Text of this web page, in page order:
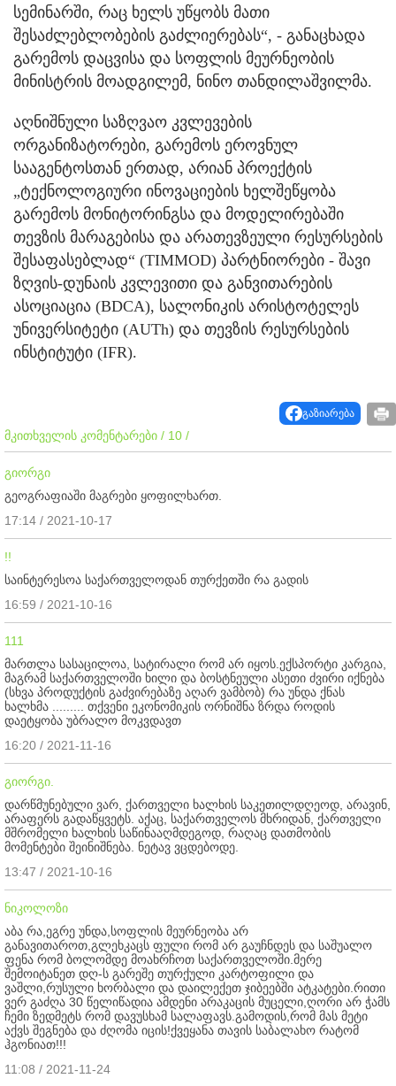
სემინარში, რაც ხელს უწყობს მათი
შესაძლებლობების გაძლიერებას“, - განაცხადა
გარემოს დაცვისა და სოფლის მეურნეობის
მინისტრის მოადგილემ, ნინო თანდილაშვილმა.
აღნიშნული საზღვაო კვლევების
ორგანიზატორები, გარემოს ეროვნულ
სააგენტოსთან ერთად, არიან პროექტის
„ტექნოლოგიური ინოვაციების ხელშეწყობა
გარემოს მონიტორინგსა და მოდელირებაში
თევზის მარაგებისა და არათევზეული რესურსების
შესაფასებლად“ (TIMMOD) პარტნიორები - შავი
ზღვის-დუნაის კვლევითი და განვითარების
ასოციაცია (BDCA), სალონიკის არისტოტელეს
უნივერსიტეტი (AUTh) და თევზის რესურსების
ინსტიტუტი (IFR).
გაზიარება
მკითხველის კომენტარები / 10 /
გიორგი
გეოგრაფიაში მაგრები ყოფილხართ.
17:14 / 2021-10-17
!!
საინტერესოა საქართველოდან თურქეთში რა გადის
16:59 / 2021-10-16
111
მართლა სასაცილოა, სატირალი რომ არ იყოს.ექსპორტი კარგია,
მაგრამ საქართველოში ხილი და ბოსტნეული ასეთი ძვირი იქნება
(სხვა პროდუქტის გაძვირებაზე აღარ ვამბობ) რა უნდა ქნას
ხალხმა ......... თქვენი ეკონომიკის ორნიშნა ზრდა როდის
დაეტყობა უბრალო მოკვდავთ
16:20 / 2021-11-16
გიორგი.
დარწმუნებული ვარ, ქართველი ხალხის საკეთილდღეოდ, არავინ,
არაფერს გადაწყვეტს. აქაც, საქართველოს მხრიდან, ქართველი
მშრომელი ხალხის საწინააღმდეგოდ, რაღაც დათმობის
მომენტები შეინიშნება. ნეტავ ვცდებოდე.
13:47 / 2021-10-16
ნიკოლოზი
აბა რა,ეგრე უნდა,სოფლის მეურნეობა არ
განავითაროთ,გლეხკაცს ფული რომ არ გაუჩნდეს და საშუალო
ფენა რომ ბოლომდე მოახრჩოთ საქართველოში.მერე
შემოიტანეთ დღ-ს გარეშე თურქული კარტოფილი და
ვაშლი,რუსული ხორბალი და დაილექეთ ჯიბეებში ატკატები.რითი
ვერ გაძღა 30 წელიწადია ამდენი არაკაცის მუცელი,ღორი არ ჭამს
ჩემი ზედმეტს რომ დავუსხამ სალაფავს.გამოდის,რომ მას მეტი
აქვს შეგნება და ძღომა იცის!ქვეყანა თავის საბალახო რატომ
ჰგონიათ!!!
11:08 / 2021-11-24